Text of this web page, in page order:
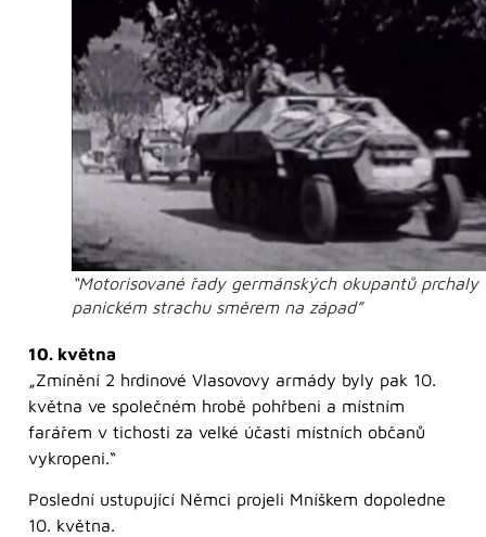
“Motorisované řady germánských okupantů prchaly
panickém strachu směrem na západ”
10. května
„Zmínění 2 hrdinové Vlasovovy armády byly pak 10.
května ve společném hrobě pohřbeni a místním
farářem v tichosti za velké účasti místních občanů
vykropeni.“
Poslední ustupující Němci projeli Mníškem dopoledne
10. května.